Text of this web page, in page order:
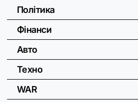
Політика
Фінанси
Авто
Техно
WAR